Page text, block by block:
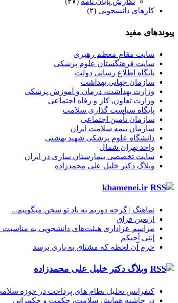
کارهای دانشجویی (۲)
پیوندهای مفید
سایت مقام معظم رهبری
سایت فرهنگستان علوم پزشکی
پایگاه اطلاع رسانی دولت
سازمان جهانی بهداشت
وزارت بهداشت، درمان و آموزش پزشکی
وزارت تعاون, کار و رفاه اجتماعی
پایگاه سیاست گذاری سلامت
سازمان تأمین اجتماعی
سازمان بیمه سلامت ایران
دانشگاه علوم پزشکی شهید بهشتی
واحد تهران شمال
سایت تخصصی بیمارستان سازی در ایران
وبلاگ دکتر خلیل علی محمدزاده
khamenei.ir
نماهنگ |‌ گرچه دوریم به یاد تو سخن میگوییم...
اربعین فراق
مراسم عزاداری هیئت‌های دانشجویی به
إننی أحبکم
خرم آن لحظه که مشتاق به یاری برسد
وبلاگ دکتر خلیل علی محمدزاده
کنفرانس تحلیل نظام های پرداخت در حوزه
در حاشیه همایش سلامت، حکمت و حکمرانی